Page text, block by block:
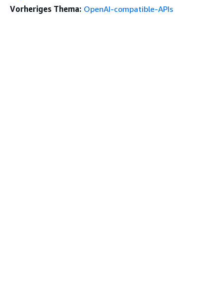
Vorheriges Thema: OpenAI-compatible-APIs